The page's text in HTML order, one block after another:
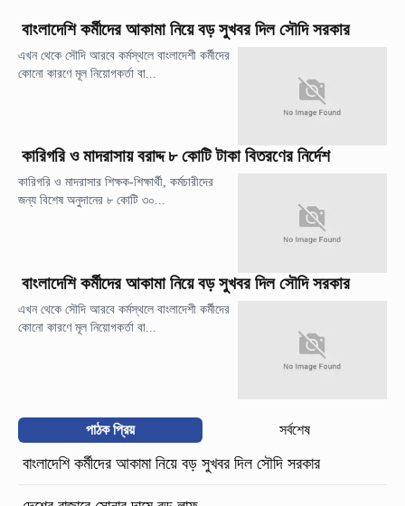
বাংলাদেশি কর্মীদের আকামা নিয়ে বড় সুখবর দিল সৌদি সরকার
এখন থেকে সৌদি আরবে কর্মস্থলে বাংলাদেশী কর্মীদের
কোনো কারণে মূল নিয়োগকর্তা বা...
কারিগরি ও মাদরাসায় বরাদ্দ ৮ কোটি টাকা বিতরণের নির্দেশ
কারিগরি ও মাদরাসার শিক্ষক-শিক্ষার্থী, কর্মচারীদের
জন্য বিশেষ অনুদানের ৮ কোটি ৩০...
বাংলাদেশি কর্মীদের আকামা নিয়ে বড় সুখবর দিল সৌদি সরকার
এখন থেকে সৌদি আরবে কর্মস্থলে বাংলাদেশী কর্মীদের
কোনো কারণে মূল নিয়োগকর্তা বা...
পাঠক প্রিয় সর্বশেষ
বাংলাদেশি কর্মীদের আকামা নিয়ে বড় সুখবর দিল সৌদি সরকার